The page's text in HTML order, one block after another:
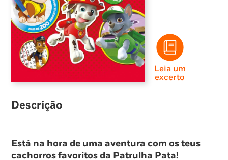
Leia um
excerto
Descrição
Está na hora de uma aventura com os teus
cachorros favoritos da Patrulha Pata!